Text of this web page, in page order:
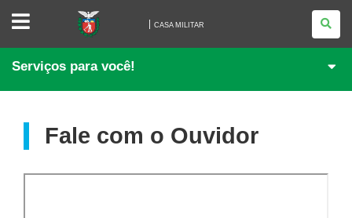
MILITAR
CASA MILITAR
Serviços para você!
Fale com o Ouvidor